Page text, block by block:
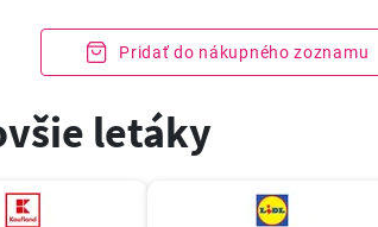
Pridať do nákupného zoznamu
letáky